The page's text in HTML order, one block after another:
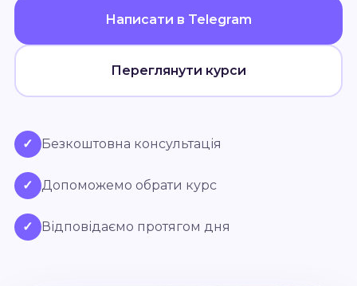
Написати в Telegram
Переглянути курси
✓ Безкоштовна консультація
✓ Допоможемо обрати курс
✓ Відповідаємо протягом дня